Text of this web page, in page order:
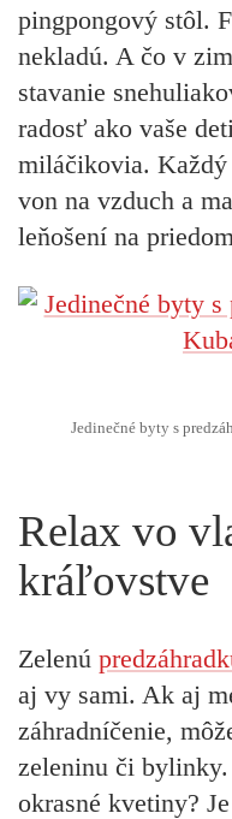
pingpongový stôl.
nekladú. A čo v
stavanie
radosť ako vaše
miláčikovia. Každý
von na vzduch a
leňošení na
Jedinečné byty s
Relax vo
kráľovstve
Zelenú
aj vy sami. Ak aj
záhradníčenie,
zeleninu či
okrasné kvetiny?